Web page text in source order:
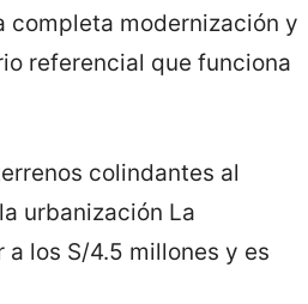
completa modernización y
referencial que funciona
colindantes al
urbanización La
los S/4.5 millones y es